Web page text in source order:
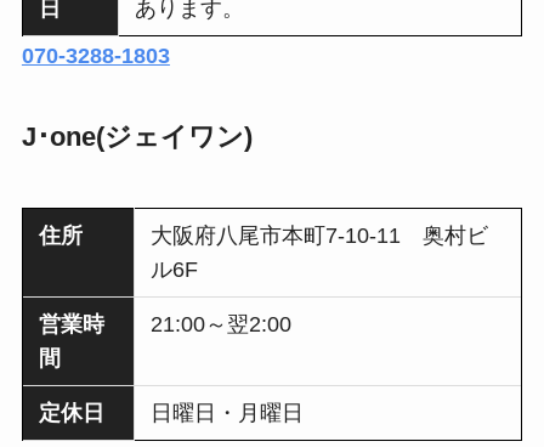
日
あります。
070-3288-1803
J･one(ジェイワン)
住所
大阪府八尾市本町7-10-11 奥村ビ
ル6F
営業時
間
21:00～翌2:00
定休日
日曜日・月曜日